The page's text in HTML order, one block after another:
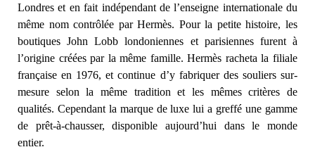
Londres et en fait indépendant de l’enseigne internationale du
même nom contrôlée par Hermès. Pour la petite histoire, les
boutiques John Lobb londoniennes et parisiennes furent à
l’origine créées par la même famille. Hermès racheta la filiale
française en 1976, et continue d’y fabriquer des souliers sur-
mesure selon la même tradition et les mêmes critères de
qualités. Cependant la marque de luxe lui a greffé une gamme
de prêt-à-chausser, disponible aujourd’hui dans le monde
entier.